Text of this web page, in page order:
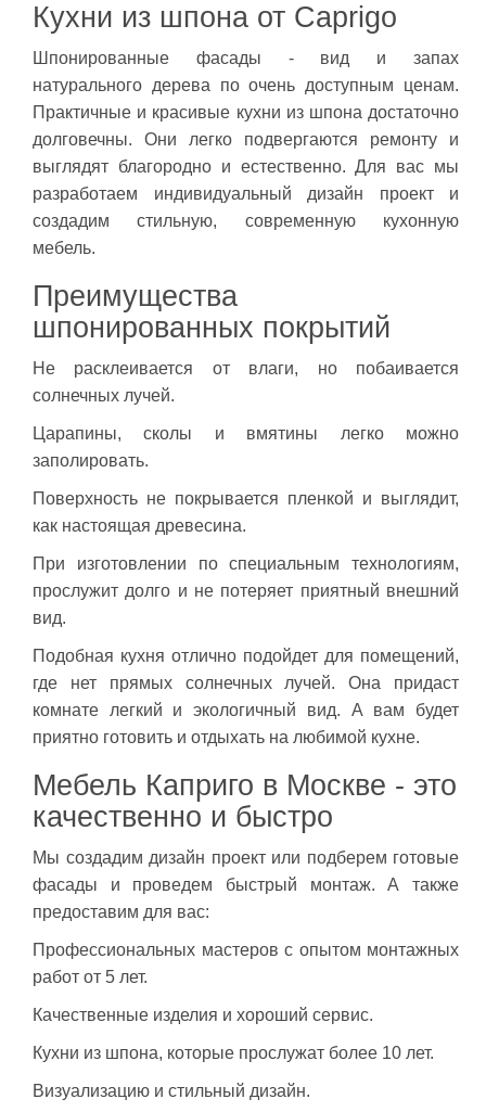
ДОСТАВКА И ВОЗВРАТ
КОНТАКТЫ
РАСПРОДАЖА
Кухни из шпона от Caprigo
Шпонированные фасады - вид и запах
натурального дерева по очень доступным ценам.
Практичные и красивые кухни из шпона достаточно
долговечны. Они легко подвергаются ремонту и
выглядят благородно и естественно. Для вас мы
разработаем индивидуальный дизайн проект и
создадим стильную, современную кухонную
мебель.
Преимущества
шпонированных покрытий
Не расклеивается от влаги, но побаивается
солнечных лучей.
Царапины, сколы и вмятины легко можно
заполировать.
Поверхность не покрывается пленкой и выглядит,
как настоящая древесина.
При изготовлении по специальным технологиям,
прослужит долго и не потеряет приятный внешний
вид.
Подобная кухня отлично подойдет для помещений,
где нет прямых солнечных лучей. Она придаст
комнате легкий и экологичный вид. А вам будет
приятно готовить и отдыхать на любимой кухне.
Мебель Каприго в Москве - это
качественно и быстро
Мы создадим дизайн проект или подберем готовые
фасады и проведем быстрый монтаж. А также
предоставим для вас:
Профессиональных мастеров с опытом монтажных
работ от 5 лет.
Качественные изделия и хороший сервис.
Кухни из шпона, которые прослужат более 10 лет.
Визуализацию и стильный дизайн.